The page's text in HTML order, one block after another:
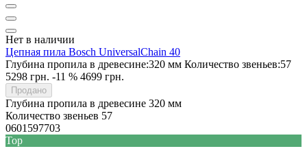
Нет в наличии
Цепная пила Bosch UniversalChain 40
Глубина пропила в древесине:320 мм Количество звеньев:57
5298 грн. -11 % 4699 грн.
Продано
Глубина пропила в древесине 320 мм
Количество звеньев 57
0601597703
Top